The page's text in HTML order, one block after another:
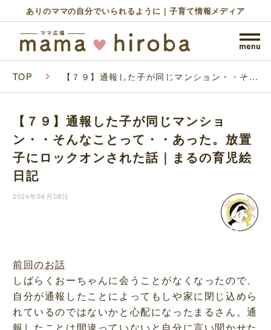
ありのママの自分でいられるように｜子育て情報メディア
TOP 【７９】通報した子が同じマンション・・そん
れた話｜まるの育児絵日記
【７９】通報した子が同じマンショ
ン・・そんなことって・・あった。放置
子にロックオンされた話｜まるの育児絵
日記
2024年06月08日
前回のお話
しばらくおーちゃんに会うことがなくなったので、
自分が通報したことによってもしや家に閉じ込めら
れているのではないかと心配になったまるさん。通
報したことは間違っていないと自分に言い聞かせた